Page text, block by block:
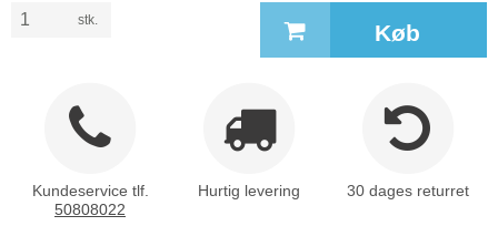
stk. Køb
Kundeservice tlf.
50808022
Hurtig levering 30 dages returret